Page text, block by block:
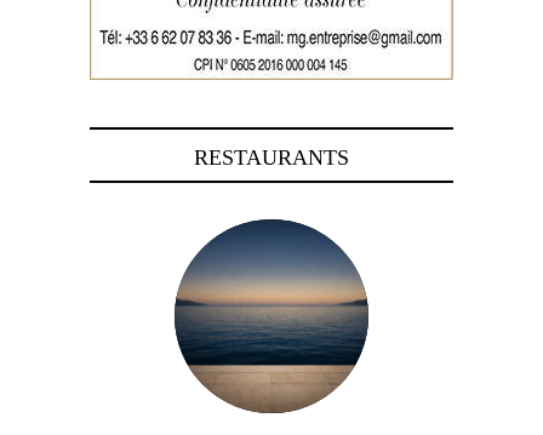
RESTAURANTS